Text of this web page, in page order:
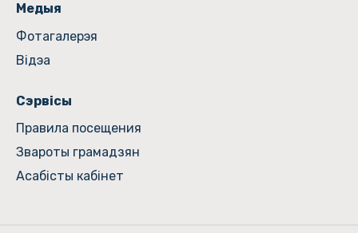
Медыя
Фотагалерэя
Відэа
Сэрвісы
Правила посещения
Звароты грамадзян
Асабісты кабінет